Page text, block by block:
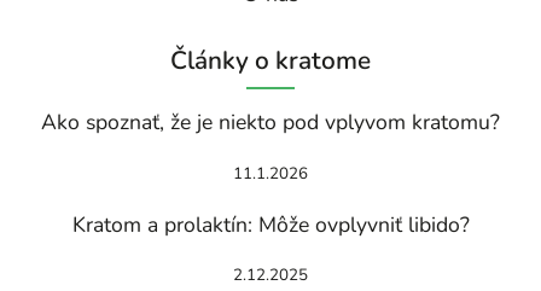
Články o kratome
Ako spoznať, že je niekto pod vplyvom kratomu?
11.1.2026
Kratom a prolaktín: Môže ovplyvniť libido?
2.12.2025